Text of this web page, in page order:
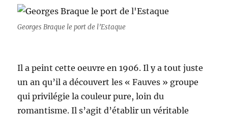
Georges Braque le port de l’Estaque
Il a peint cette oeuvre en 1906. Il y a tout juste
un an qu’il a découvert les « Fauves » groupe
qui privilégie la couleur pure, loin du
romantisme. Il s’agit d’établir un véritable